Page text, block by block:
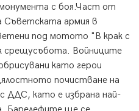
с боя.Част от
Съветската армия в
под мотото "В крак с
Войниците
като герои
почистване на
ДДС, като е избрана най-